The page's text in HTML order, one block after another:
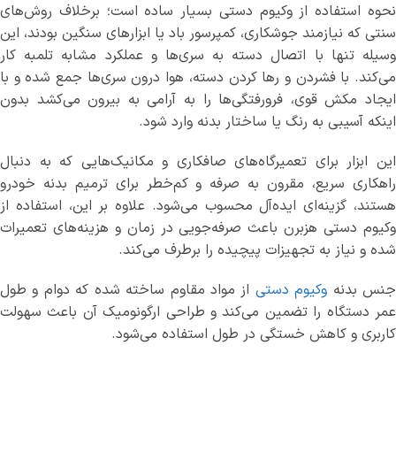
نحوه استفاده از وکیوم دستی بسیار ساده است؛ برخلاف روش‌های
سنتی که نیازمند جوشکاری، کمپرسور باد یا ابزارهای سنگین بودند، این
وسیله تنها با اتصال دسته به سری‌ها و عملکرد مشابه تلمبه کار
می‌کند. با فشردن و رها کردن دسته، هوا درون سری‌ها جمع شده و با
ایجاد مکش قوی، فرورفتگی‌ها را به آرامی به بیرون می‌کشد بدون
اینکه آسیبی به رنگ یا ساختار بدنه وارد شود.
این ابزار برای تعمیرگاه‌های صافکاری و مکانیک‌هایی که به دنبال
راهکاری سریع، مقرون به صرفه و کم‌خطر برای ترمیم بدنه خودرو
هستند، گزینه‌ای ایده‌آل محسوب می‌شود. علاوه بر این، استفاده از
وکیوم دستی هزبرن باعث صرفه‌جویی در زمان و هزینه‌های تعمیرات
شده و نیاز به تجهیزات پیچیده را برطرف می‌کند.
جنس بدنه وکیوم دستی از مواد مقاوم ساخته شده که دوام و طول
عمر دستگاه را تضمین می‌کند و طراحی ارگونومیک آن باعث سهولت
کاربری و کاهش خستگی در طول استفاده می‌شود.